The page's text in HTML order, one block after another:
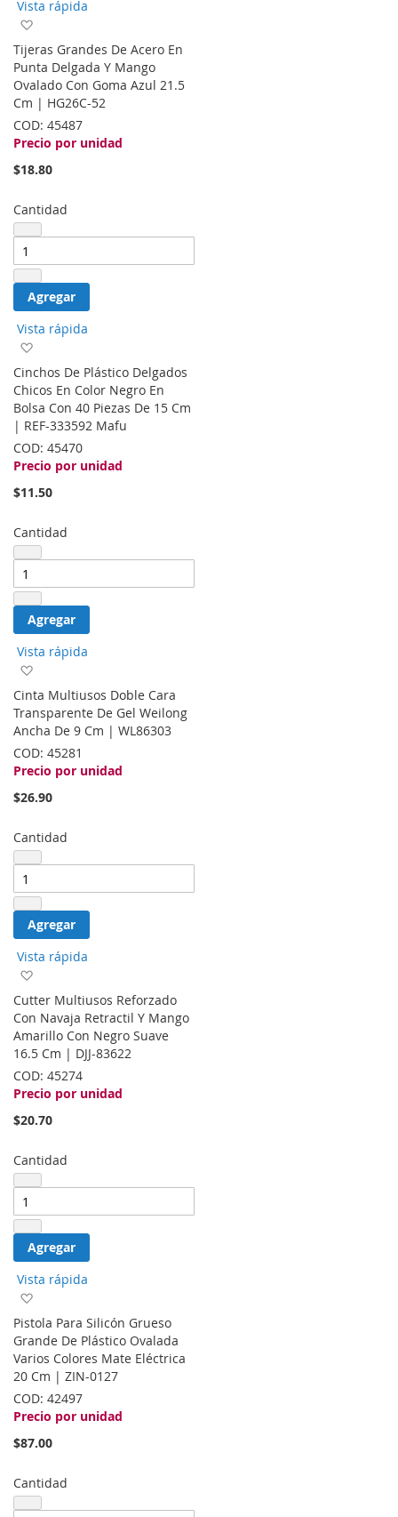
Vista rápida
la
lista
de
deseos
Tijeras Grandes De Acero En
Punta Delgada Y Mango
Ovalado Con Goma Azul 21.5
Cm | HG26C-52
COD: 45487
Precio por unidad
$18.80
Cantidad
Agregar
Vista rápida
a
la
lista
de
deseos
Cinchos De Plástico Delgados
Chicos En Color Negro En
Bolsa Con 40 Piezas De 15 Cm
| REF-333592 Mafu
COD: 45470
Precio por unidad
$11.50
Cantidad
Agregar
Vista rápida
la
lista
de
deseos
Cinta Multiusos Doble Cara
Transparente De Gel Weilong
Ancha De 9 Cm | WL86303
COD: 45281
Precio por unidad
$26.90
Cantidad
Agregar
Vista rápida
la
lista
de
deseos
Cutter Multiusos Reforzado
Con Navaja Retractil Y Mango
Amarillo Con Negro Suave
16.5 Cm | DJJ-83622
COD: 45274
Precio por unidad
$20.70
Cantidad
Agregar
Vista rápida
a
la
lista
de
deseos
Pistola Para Silicón Grueso
Grande De Plástico Ovalada
Varios Colores Mate Eléctrica
20 Cm | ZIN-0127
COD: 42497
Precio por unidad
$87.00
Cantidad